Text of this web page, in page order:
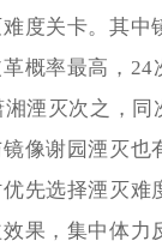
度关卡。其中
概率最高，24
湮灭次之，同
像谢园湮灭也
先选择湮灭难
果，集中体力